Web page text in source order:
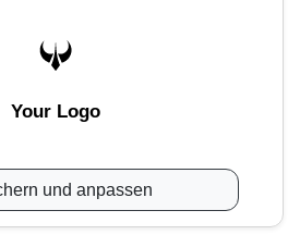
Your Logo
und anpassen